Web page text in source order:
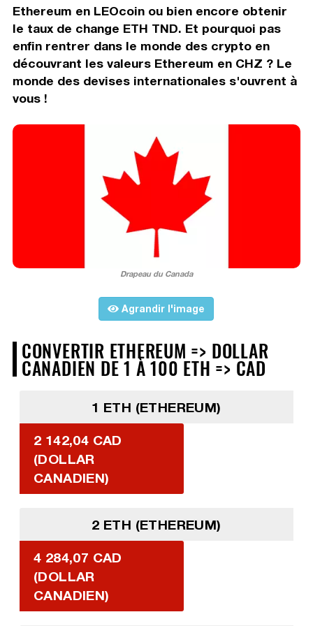
Ethereum en LEOcoin ou bien encore obtenir
le taux de change ETH TND. Et pourquoi pas
enfin rentrer dans le monde des crypto en
découvrant les valeurs Ethereum en CHZ ? Le
monde des devises internationales s'ouvrent à
vous !
Drapeau du Canada
Agrandir l'image
CONVERTIR ETHEREUM => DOLLAR
CANADIEN DE 1 À 100 ETH => CAD
1 ETH (ETHEREUM)
2 142,04 CAD
(DOLLAR
CANADIEN)
2 ETH (ETHEREUM)
4 284,07 CAD
(DOLLAR
CANADIEN)